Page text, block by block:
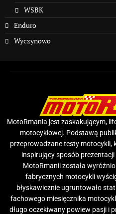
WSBK
Enduro
Wyczynowo
MotoRmania jest zaskakującym,
motocyklowej. Podstawą
przeprowadzane testy
inspirujący sposób
MotoRmanii została
fabrycznych motocykli
błyskawicznie ugruntowało
fachowego miesięcznika
długo oczekiwany powiew pasji i